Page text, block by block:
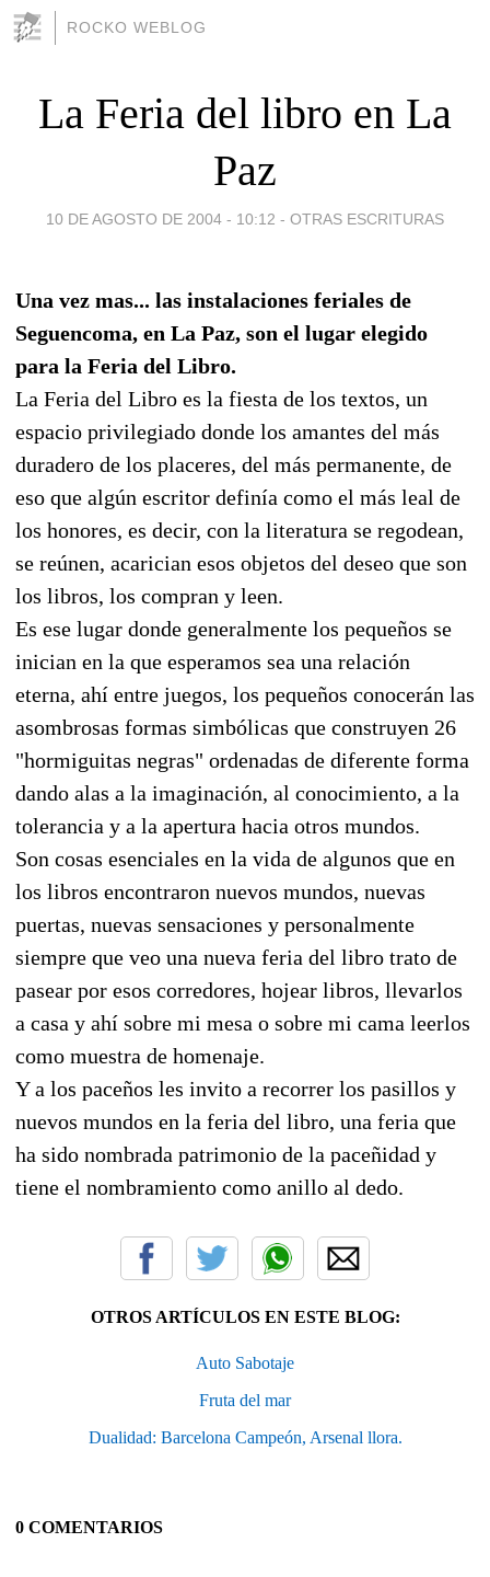
ROCKO WEBLOG
La Feria del libro en La
Paz
10 DE AGOSTO DE 2004 - 10:12 - OTRAS ESCRITURAS
Una vez mas... las instalaciones feriales de
Seguencoma, en La Paz, son el lugar elegido
para la Feria del Libro.
La Feria del Libro es la fiesta de los textos, un
espacio privilegiado donde los amantes del más
duradero de los placeres, del más permanente, de
eso que algún escritor definía como el más leal de
los honores, es decir, con la literatura se regodean,
se reúnen, acarician esos objetos del deseo que son
los libros, los compran y leen.
Es ese lugar donde generalmente los pequeños se
inician en la que esperamos sea una relación
eterna, ahí entre juegos, los pequeños conocerán las
asombrosas formas simbólicas que construyen 26
"hormiguitas negras" ordenadas de diferente forma
dando alas a la imaginación, al conocimiento, a la
tolerancia y a la apertura hacia otros mundos.
Son cosas esenciales en la vida de algunos que en
los libros encontraron nuevos mundos, nuevas
puertas, nuevas sensaciones y personalmente
siempre que veo una nueva feria del libro trato de
pasear por esos corredores, hojear libros, llevarlos
a casa y ahí sobre mi mesa o sobre mi cama leerlos
como muestra de homenaje.
Y a los paceños les invito a recorrer los pasillos y
nuevos mundos en la feria del libro, una feria que
ha sido nombrada patrimonio de la paceñidad y
tiene el nombramiento como anillo al dedo.
OTROS ARTÍCULOS EN ESTE BLOG:
Auto Sabotaje
Fruta del mar
Dualidad: Barcelona Campeón, Arsenal llora.
0 COMENTARIOS